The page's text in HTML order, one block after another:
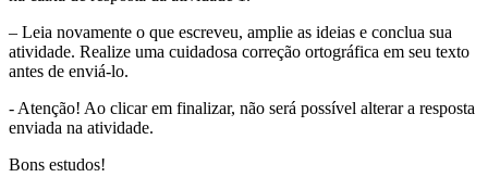
– Leia novamente o que escreveu, amplie as ideias e conclua sua
atividade. Realize uma cuidadosa correção ortográfica em seu texto
antes de enviá-lo.
​- Atenção! Ao clicar em finalizar, não será possível alterar a resposta
enviada na atividade.
Bons estudos!